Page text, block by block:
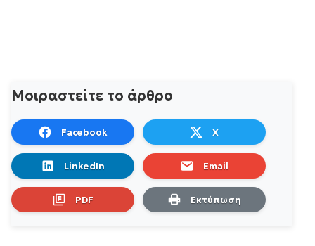
Μοιραστείτε το άρθρο
Facebook X
LinkedIn Email
PDF Εκτύπωση